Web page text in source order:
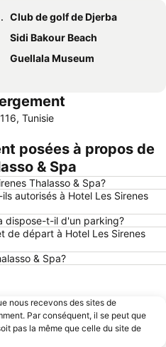
Club de golf de Djerba
Sidi Bakour Beach
Guellala Museum
Tunisie
posées à propos de
& Spa
Thalasso & Spa?
autorisés à Hotel Les Sirenes
dispose-t-il d'un parking?
de départ à Hotel Les Sirenes
& Spa?
nous recevons des sites de
Par conséquent, il se peut que
pas la même que celle du site de